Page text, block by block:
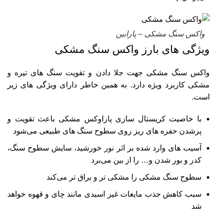
واکس سنگ مشکی – پارابین
ویژگی های بارز واکس سنگ مشکی
واکس سنگ مشکی جهت جلا دادن و تقویت سنگ های تیره و
مشکی کاربرد ویژه دارد. به همین خاطر دارای ویژگی های زیر
است.
با خاصیت کریستال سازی پاراوکس مشکی باعث تقویت و
پرشدن حفره های ریز روی سطوح سنگ های طبیعی می‌شود
آسیب های وارد شده بر اثر نور خورشید، سایش سطوح سنگ،
کدر و بور شدن و… را از بین می‌برد
سطوح سنگ مشکی را مشکی تر و براق تر می‌کند
سبب کاهش جذب مایعات غیر اسیدی مانند چای و قهوه خواهد
شد